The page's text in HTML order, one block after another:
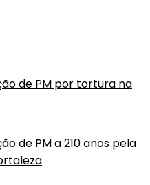
de PM por tortura na
de PM a 210 anos pela